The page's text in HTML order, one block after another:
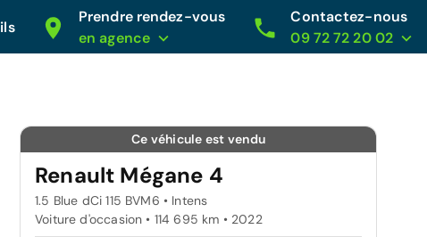
Prendre rendez-vous
en agence
Contactez-nous
09 72 72 20 02
Ce véhicule est vendu
Renault Mégane 4
1.5 Blue dCi 115 BVM6 • Intens
Voiture d'occasion • 114 695 km • 2022